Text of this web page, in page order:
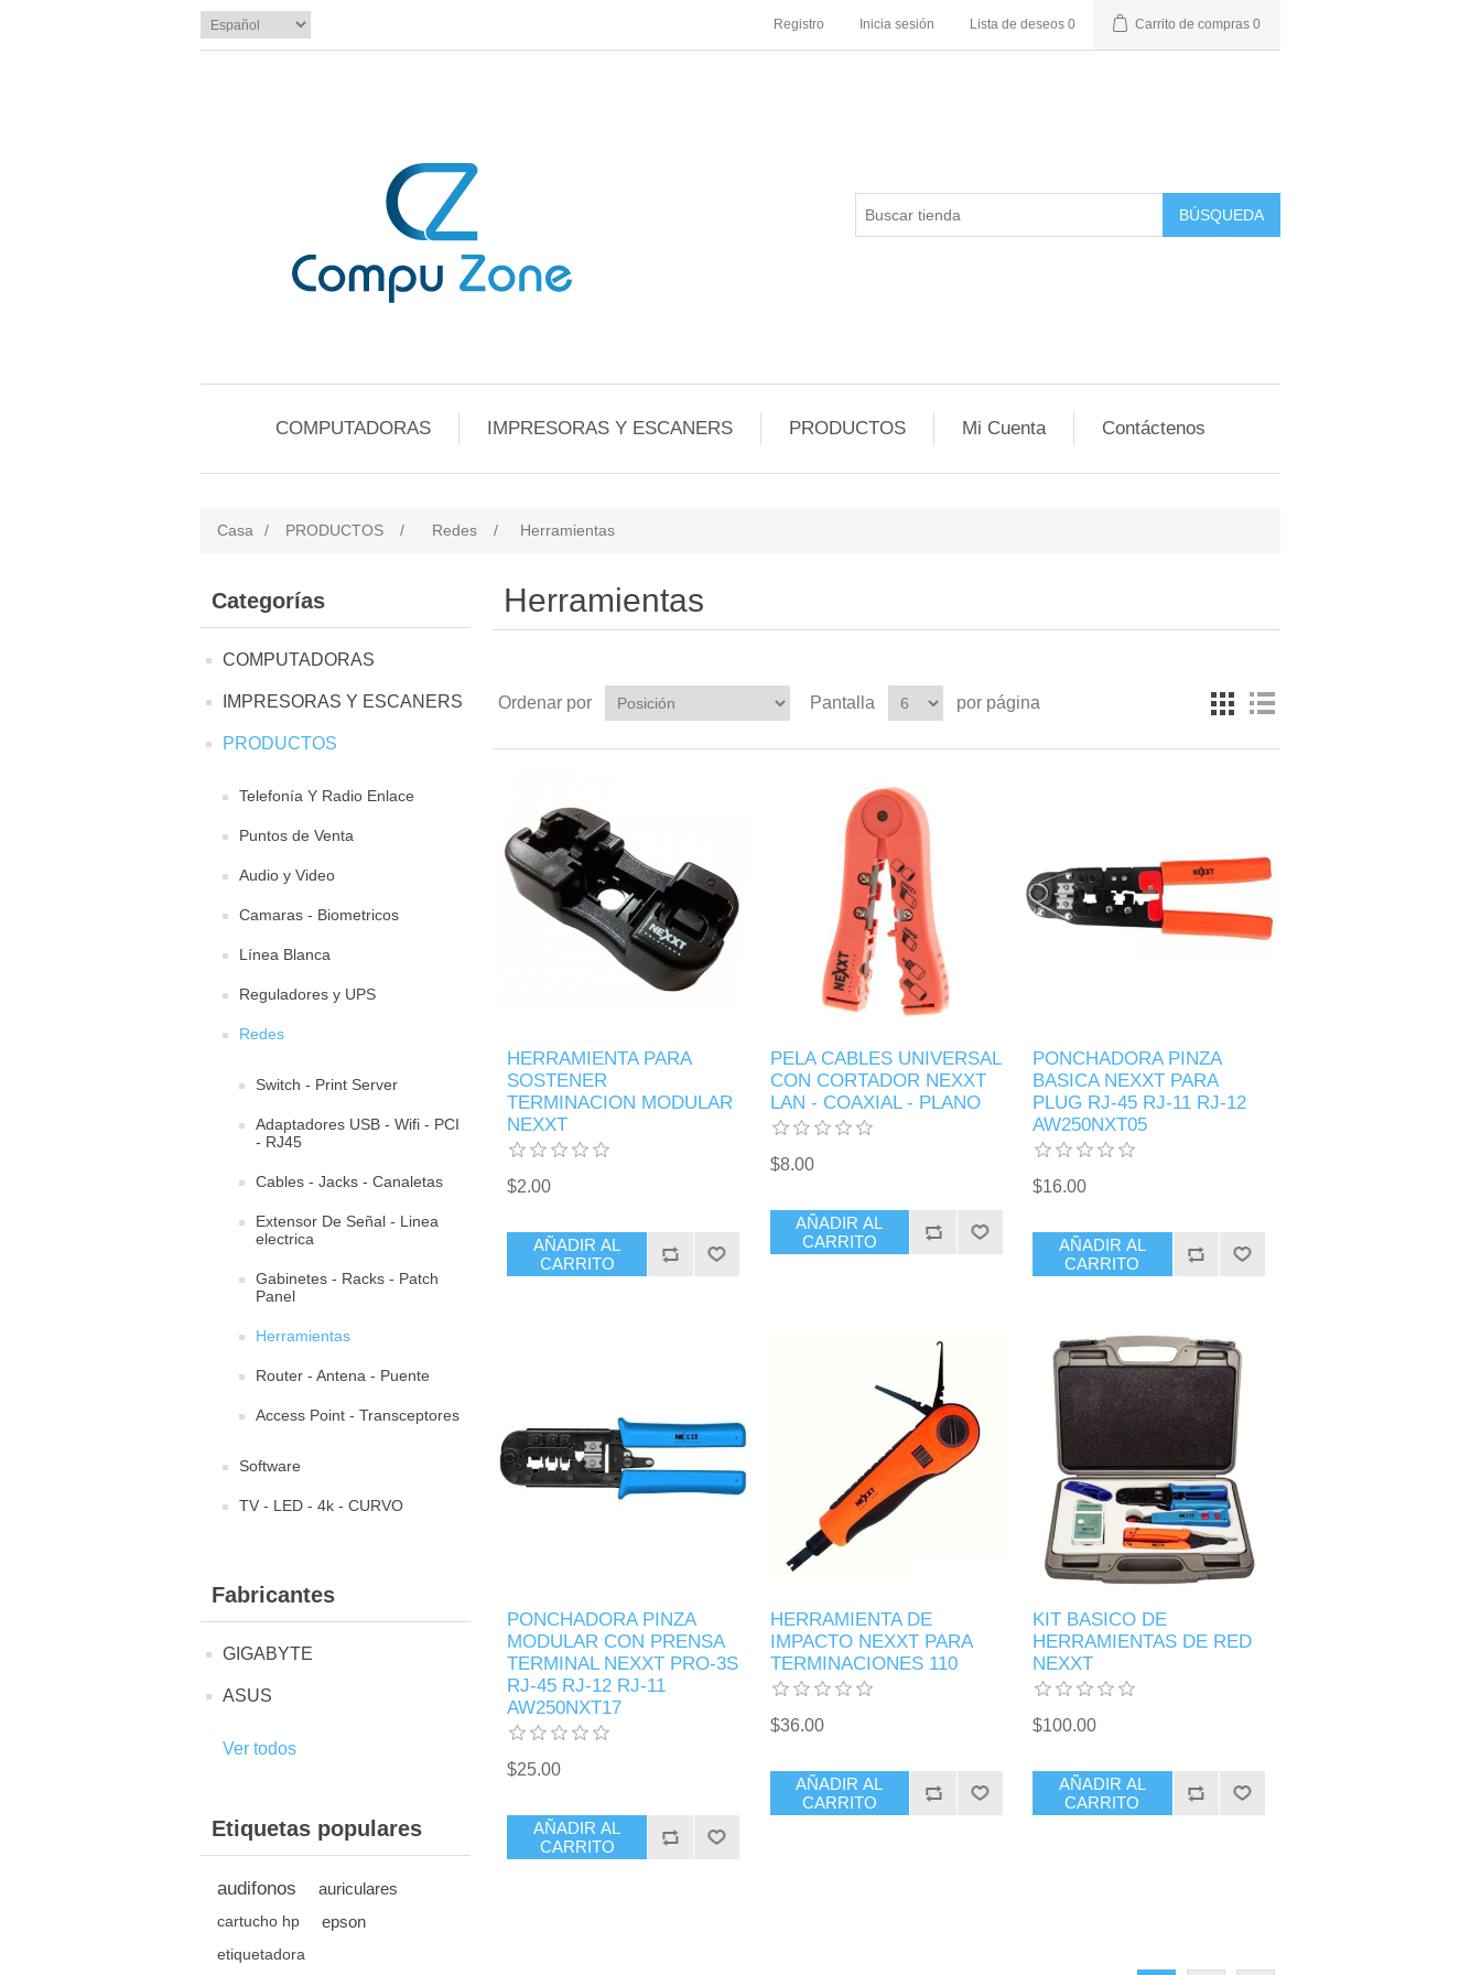
Registro Inicia sesión Lista de deseos 0 Carrito de compras 0
BÚSQUEDA
COMPUTADORAS IMPRESORAS Y ESCANERS PRODUCTOS Mi Cuenta Contáctenos
Casa / PRODUCTOS / Redes / Herramientas
Categorías
COMPUTADORAS
IMPRESORAS Y ESCANERS
PRODUCTOS
Telefonía Y Radio Enlace
Puntos de Venta
Audio y Video
Camaras - Biometricos
Línea Blanca
Reguladores y UPS
Redes
Switch - Print Server
Adaptadores USB - Wifi - PCI
- RJ45
Cables - Jacks - Canaletas
Extensor De Señal - Linea
electrica
Gabinetes - Racks - Patch
Panel
Herramientas
Router - Antena - Puente
Access Point - Transceptores
Software
TV - LED - 4k - CURVO
Fabricantes
GIGABYTE
ASUS
Ver todos
Etiquetas populares
audifonos auriculares
cartucho hp epson
etiquetadora
Herramientas
Ordenar por Pantalla por página
HERRAMIENTA PARA
SOSTENER
TERMINACION MODULAR
NEXXT
$2.00
AÑADIR AL
CARRITO
PELA CABLES UNIVERSAL
CON CORTADOR NEXXT
LAN - COAXIAL - PLANO
$8.00
AÑADIR AL
CARRITO
PONCHADORA PINZA
BASICA NEXXT PARA
PLUG RJ-45 RJ-11 RJ-12
AW250NXT05
$16.00
AÑADIR AL
CARRITO
PONCHADORA PINZA
MODULAR CON PRENSA
TERMINAL NEXXT PRO-3S
RJ-45 RJ-12 RJ-11
AW250NXT17
$25.00
AÑADIR AL
CARRITO
HERRAMIENTA DE
IMPACTO NEXXT PARA
TERMINACIONES 110
$36.00
AÑADIR AL
CARRITO
KIT BASICO DE
HERRAMIENTAS DE RED
NEXXT
$100.00
AÑADIR AL
CARRITO